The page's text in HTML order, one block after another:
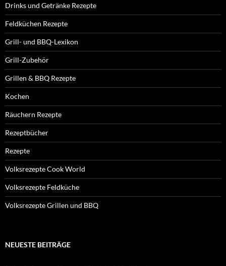
Drinks und Getränke Rezepte
Feldküchen Rezepte
Grill- und BBQ-Lexikon
Grill-Zubehör
Grillen & BBQ Rezepte
Kochen
Räuchern Rezepte
Rezeptbücher
Rezepte
Volksrezepte Cook World
Volksrezepte Feldküche
Volksrezepte Grillen und BBQ
NEUESTE BEITRÄGE